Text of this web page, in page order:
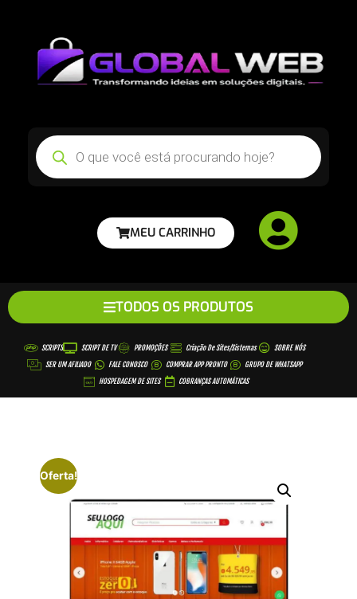
MEU CARRINHO
TODOS OS PRODUTOS
SCRIPTS SCRIPT DE TV PROMOÇÕES Criação De Sites/sistemas
SOBRE NÓS
SER UM AFILIADO
FALE CONOSCO COMPRAR APP PRONTO
GRUPO DE WHATSAPP
HOSPEDAGEM DE SITES
COBRANÇAS AUTOMÁTICAS
Oferta!